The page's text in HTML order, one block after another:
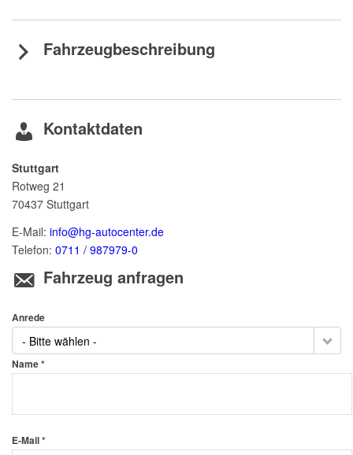
Fahrzeugbeschreibung
Kontaktdaten
Stuttgart
Rotweg 21
70437 Stuttgart
E-Mail: info@hg-autocenter.de
Telefon: 0711 / 987979-0
Fahrzeug anfragen
Anrede
- Bitte wählen -
Name *
E-Mail *